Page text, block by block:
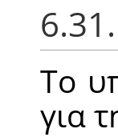
Το
για